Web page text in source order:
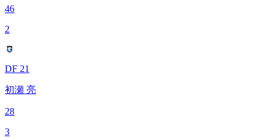
46
2
DF 21
初瀬 亮
28
3